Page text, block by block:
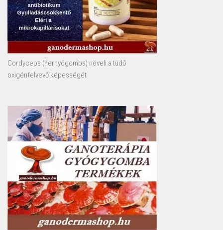
Cordyceps (hernyógomba) növeli a tüdő
oxigénfelvevő képességét